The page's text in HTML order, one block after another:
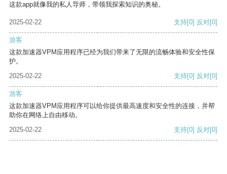
这款app就像我的私人导师，带领我探索知识的奥秘。
2025-02-22 支持[0] 反对[0]
游客
这款加速器VPM应用程序已经为我们带来了无限的流畅体验和安全性保
护。
2025-02-22
支持[0] 反对[0]
游客
这款加速器VPM应用程序可以给你提供最高速度和安全性的连接，并帮
助你在网络上自由移动。
2025-02-22
支持[0] 反对[0]